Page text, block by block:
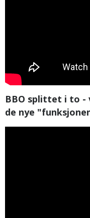
BBO splittet i to
de nye